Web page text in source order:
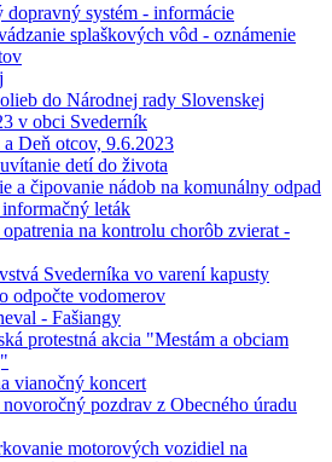
dopravný systém - informácie
splaškových vôd - oznámenie
do Národnej rady Slovenskej
v obci Svederník
Deň otcov, 9.6.2023
detí do života
a čipovanie nádob na komunálny odpad
leták
opatrenia na kontrolu chorôb zvierat -
Svederníka vo varení kapusty
odpočte vodomerov
- Fašiangy
protestná akcia "Mestám a obciam
vianočný koncert
pozdrav z Obecného úradu
motorových vozidiel na